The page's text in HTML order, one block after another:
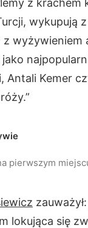
wykupują
wyżywieniem
jako
Antali Kemer
pierwszym
lokująca się